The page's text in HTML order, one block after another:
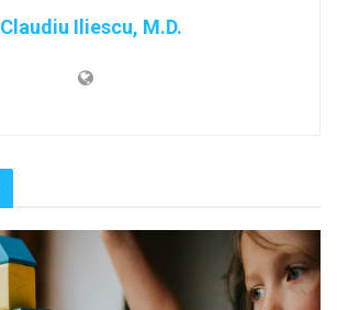
Claudiu Iliescu, M.D.